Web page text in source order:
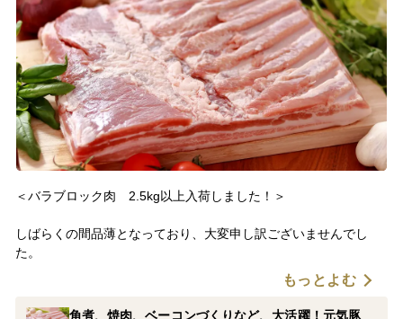
※現在、バラブロック肉も在庫がございますのでご利用くださ
い。
＜バラブロック肉 2.5kg以上入荷しました！＞
しばらくの間品薄となっており、大変申し訳ございませんでし
た。
角煮、ベーコン作り、煮込み料理、グリル料理など様々なお料理
にお使いいただける、バラブロック肉（2.5kg以上）が再入荷いた
もっとよむ
角煮、焼肉、ベーコンづくりなど、大活躍！元気豚